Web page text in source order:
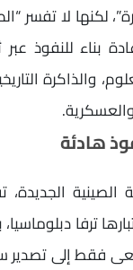
لكنها لا تفسر
بناء للنفوذ عبر
والذاكرة
هادئة
الصينية
ترفا
فقط إلى تصدير